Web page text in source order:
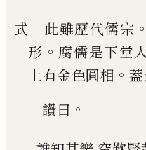
式 此雖歷代儒宗 。
形 。 腐儒是下堂
上有金色圓相 。 葢
讚曰 。